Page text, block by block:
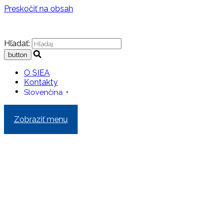
Preskočiť na obsah
Hľadať:
O SIEA
Kontakty
Slovenčina ▼
Zobraziť menu